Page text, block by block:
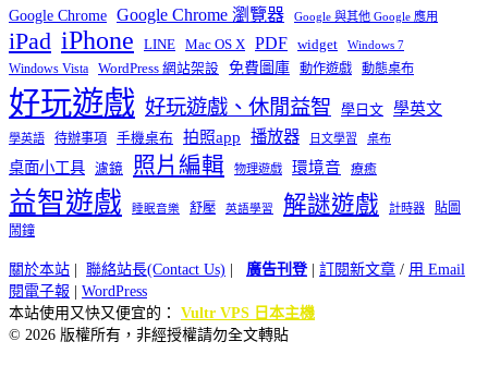
Google Chrome Google Chrome 瀏覽器 Google 與其他 Google 應用
iPad iPhone LINE Mac OS X PDF widget Windows 7
Windows Vista WordPress 網站架設 免費圖庫 動作遊戲 動態桌布
好玩遊戲 好玩遊戲、休閒益智 學日文 學英文
學英語 待辦事項 手機桌布 拍照app 播放器 日文學習 桌布
桌面小工具 濾鏡 照片編輯 物理遊戲 環境音 療癒
益智遊戲 睡眠音樂 舒壓 英語學習 解謎遊戲 計時器
貼圖
鬧鐘
關於本站 | 聯絡站長(Contact Us) | 廣告刊登| 訂閱新文章 / 用 Email
閱電子報 | WordPress
本站使用又快又便宜的： Vultr VPS 日本主機
© 2026 版權所有，非經授權請勿全文轉貼